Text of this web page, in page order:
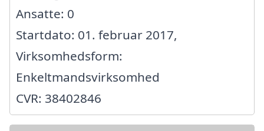
Ansatte: 0
Startdato: 01. februar 2017,
Virksomhedsform:
Enkeltmandsvirksomhed
CVR: 38402846